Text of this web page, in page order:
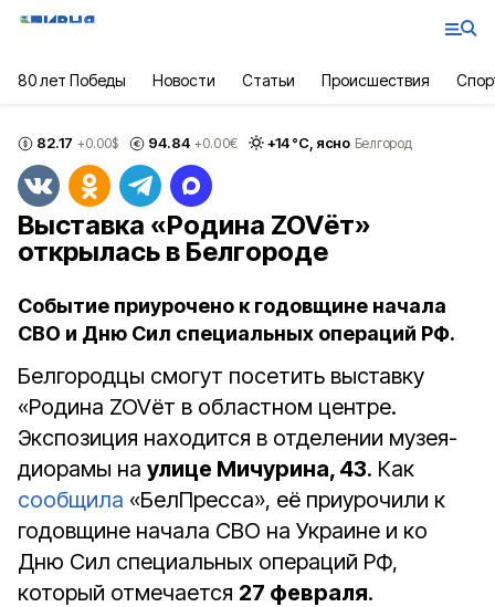
80 лет Победы Новости Статьи Происшествия
82.17 +0.00$ 94.84 +0.00€ +14°С, ясно Белгород
Выставка «Родина ZOVёт»
открылась в Белгороде
Событие приурочено к годовщине начала
СВО и Дню Сил специальных операций РФ.
Белгородцы смогут посетить выставку
«Родина ZOVёт в областном центре.
Экспозиция находится в отделении музея-
диорамы на улице Мичурина, 43. Как
сообщила «БелПресса», её приурочили к
годовщине начала СВО на Украине и ко
Дню Сил специальных операций РФ,
который отмечается 27 февраля.